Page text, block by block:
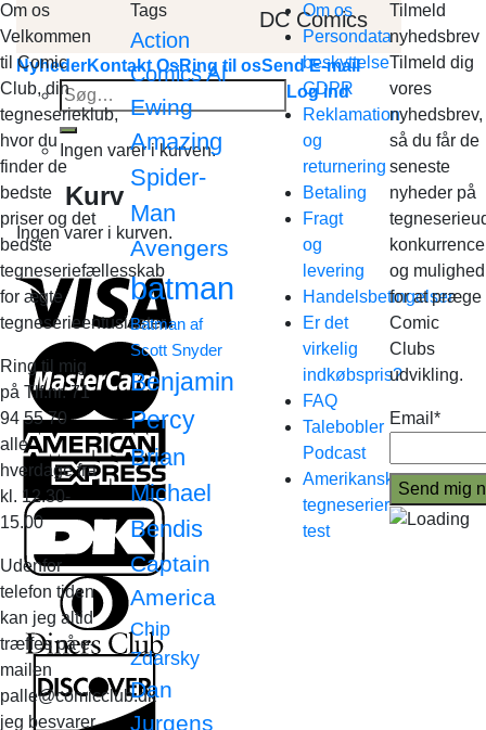
DC Comics
NyhederKontakt OsRing til osSend E-mail
Søg
efter:
Log ind
Ingen varer i kurven.
Kurv
Ingen varer i kurven.
Om os
Velkommen
til Comic
Club, din
tegneserieklub,
hvor du
finder de
bedste
priser og det
bedste
tegneseriefællesskab
for ægte
tegneserieentusiaster.
Ring til mig
på Tlf.nr. 71
94 55 70
alle
hverdage fra
kl. 12.30-
15.00
Udenfor
telefon tiden
kan jeg altid
træffes på e-
mailen
palle@comicclub.dk
jeg besvarer
Tags
Action
ComicsAl
Ewing
Amazing
Spider-
Man
Avengers
batman
Batman af
Scott Snyder
Benjamin
Percy
Brian
Michael
Bendis
Captain
America
Chip
Zdarsky
Dan
Jurgens
Om os
Persondata
beskyttelse
GDPR
Reklamation
og
returnering
Betaling
Fragt
og
levering
Handelsbetingelser
Er det
virkelig
indkøbspris?
FAQ
Talebobler
Podcast
Amerikanske
tegneserier
test
Tilmeld
nyhedsbrev
Tilmeld dig
vores
nyhedsbrev,
så du får de
seneste
nyheder på
og mulighed
for at præge
Comic
Clubs
udvikling.
Email*